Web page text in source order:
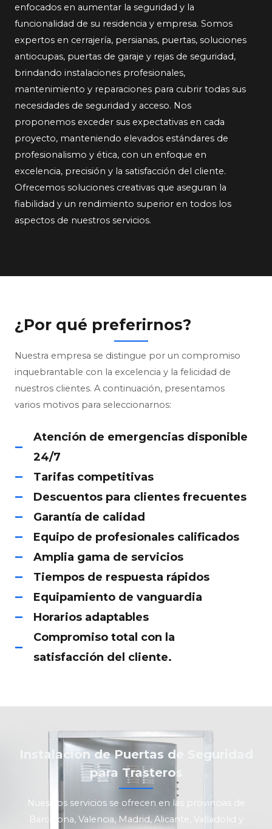
enfocados en aumentar la seguridad y la
funcionalidad de su residencia y empresa. Somos
expertos en cerrajería, persianas, puertas, soluciones
antiocupas, puertas de garaje y rejas de seguridad,
brindando instalaciones profesionales,
mantenimiento y reparaciones para cubrir todas sus
necesidades de seguridad y acceso. Nos
proponemos exceder sus expectativas en cada
proyecto, manteniendo elevados estándares de
profesionalismo y ética, con un enfoque en
excelencia, precisión y la satisfacción del cliente.
Ofrecemos soluciones creativas que aseguran la
fiabilidad y un rendimiento superior en todos los
aspectos de nuestros servicios.
¿Por qué preferirnos?
Nuestra empresa se distingue por un compromiso
inquebrantable con la excelencia y la felicidad de
nuestros clientes. A continuación, presentamos
varios motivos para seleccionarnos:
Atención de emergencias disponible
24/7
Tarifas competitivas
Descuentos para clientes frecuentes
Garantía de calidad
Equipo de profesionales calificados
Amplia gama de servicios
Tiempos de respuesta rápidos
Equipamiento de vanguardia
Horarios adaptables
Compromiso total con la
satisfacción del cliente.
Instalación de Puertas de Seguridad
para Trasteros
Nuestros servicios se ofrecen en las provincias de
Barcelona, Valencia, Madrid, Alicante, Valladolid y